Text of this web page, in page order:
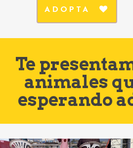
ADOPTA
Te
animales
esperando